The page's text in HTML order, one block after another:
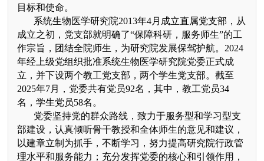
目标和使命。
系统生物医学研究院2013年4月成立直属党支部，从
成立之初，党支部就明确了“保障科研，服务师生”的工
作宗旨，团结全院师生，为研究院发展保驾护航。2024
年经上级党组织批准系统生物医学研究院党委正式成
立，并下设两个教工党支部，两个学生党支部。截至
2025年7月，党委共有党员92名，其中，教工党员34
名，学生党员58名。
党委坚持党的群众路线，致力于服务型和学习型支
部建设，认真倾听骨干教授和全体师生的意见和建议，
以建章立制为抓手，不断学习，努力提高研究院行政管
理水平和服务能力；充分发挥党委的核心和引领作用，